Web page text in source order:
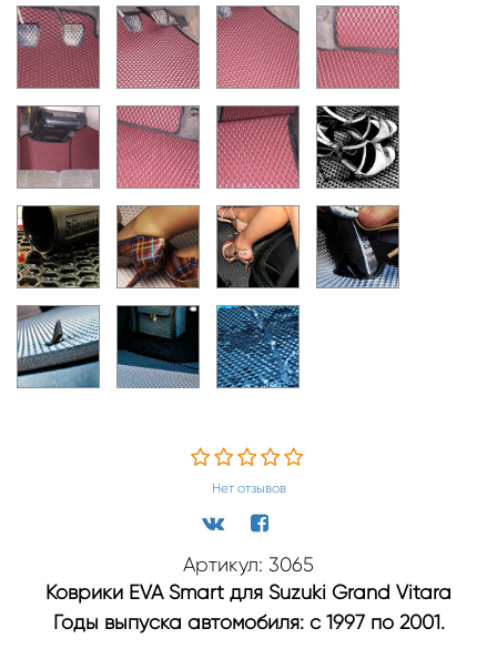
Нет отзывов
Артикул: 3065
Коврики EVA Smart для Suzuki Grand Vitara
Годы выпуска автомобиля: с 1997 по 2001.